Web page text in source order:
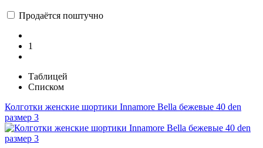
Продаётся поштучно
1
Таблицей
Списком
Колготки женские шортики Innamore Bella бежевые 40 den
размер 3